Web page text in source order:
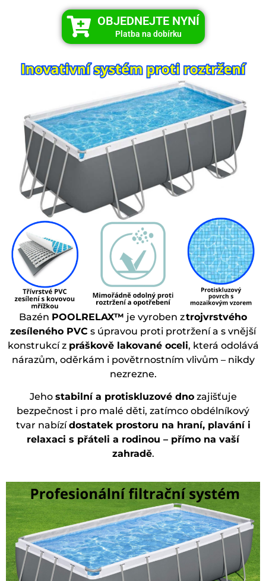
OBJEDNEJTE NYNÍ
Platba na dobírku
Bazén POOLRELAX™ je vyroben ztrojvrstvého
zesíleného PVC s úpravou proti protržení a s vnější
konstrukcí z práškově lakované oceli, která odolává
nárazům, oděrkám i povětrnostním vlivům – nikdy
nezrezne.
Jeho stabilní a protiskluzové dnozajišťuje
bezpečnost i pro malé děti, zatímco obdélníkový
tvar nabízídostatek prostoru na hraní, plavání i
relaxaci s přáteli a rodinou – přímo na vaší
zahradě.